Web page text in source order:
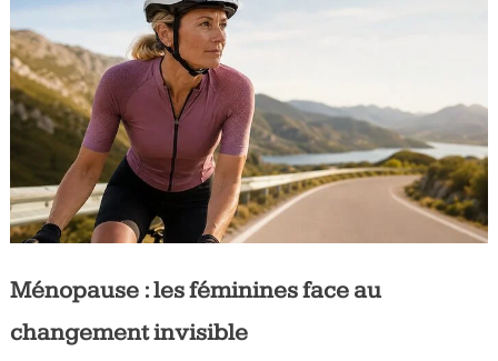
les
jours,
votre
actualité
triathlon
Ménopause : les féminines face au
changement invisible